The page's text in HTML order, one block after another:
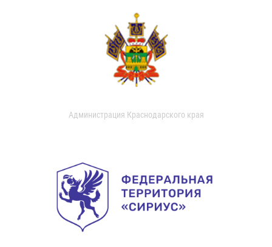
Администрация Краснодарского края